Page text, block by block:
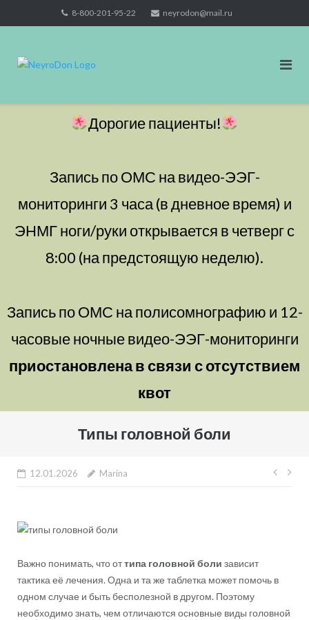
to
8-800-201-95-22 neyrodon@mail.ru
Дорогие пациенты!
Запись по ОМС на видео-ЭЭГ-
мониторинги 3 часа (в дневное время) и
ЭНМГ ноги/руки открывается в четверг с
8:00 (на предстоящую неделю).
Запись по ОМС на полисомнографию и 12-
часовые ночные видео-ЭЭГ-мониторинги
приостановлена в связи с отсутствием
квот
Типы головной боли
12.01.2026 Marina
Важно понимать, что оттипа головной боли зависит
тактика её лечения. Одна и та же таблетка может помочь в
одном случае и быть бесполезной в другом. Поэтому
необходимо знать, чем отличаются основные виды головной